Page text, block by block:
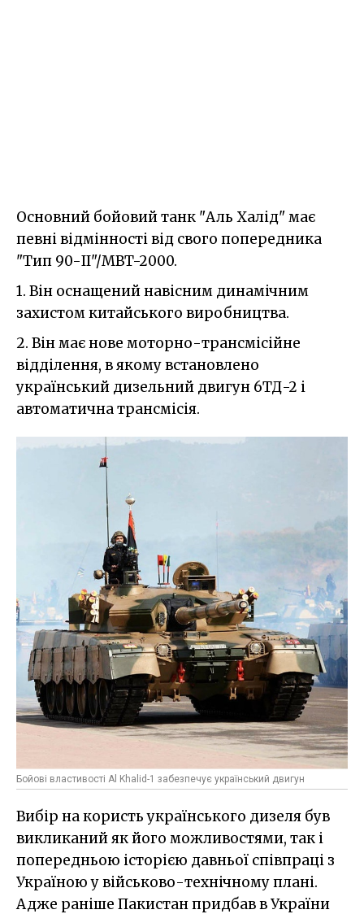
Основний бойовий танк "Аль Халід" має
певні відмінності від свого попередника
"Тип 90-II"/MBT-2000.
1. Він оснащений навісним динамічним
захистом китайського виробництва.
2. Він має нове моторно-трансмісійне
відділення, в якому встановлено
український дизельний двигун 6ТД-2 і
автоматична трансмісія.
Бойові властивості Al Khalid-1 забезпечує український двигун
Вибір на користь українського дизеля був
викликаний як його можливостями, так і
попередньою історією давньої співпраці з
Україною у військово-технічному плані.
Адже раніше Пакистан придбав в України